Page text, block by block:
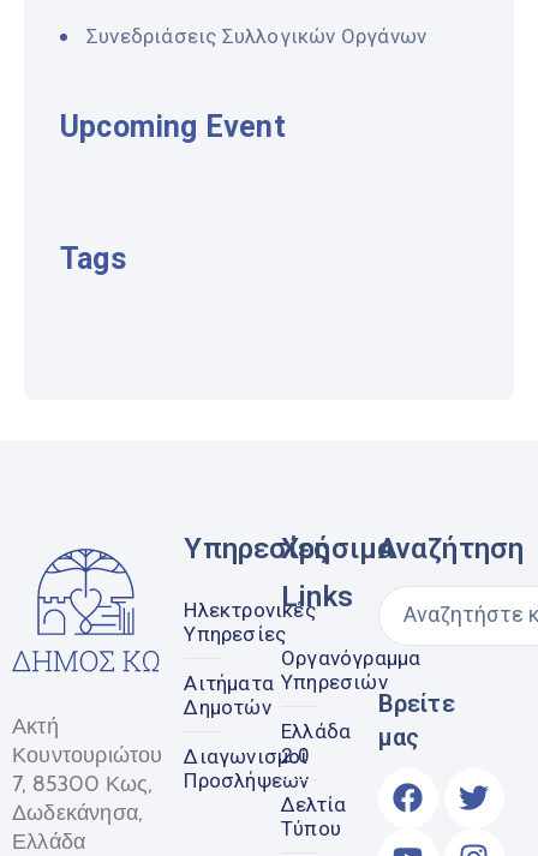
Συνεδριάσεις Συλλογικών Οργάνων
Upcoming Event
Tags
Ακτή
Κουντουριώτου
7, 85300 Κως,
Δωδεκάνησα,
Ελλάδα
Υπηρεσίες
Ηλεκτρονικές
Υπηρεσίες
Αιτήματα
Δημοτών
Διαγωνισμοί
Προσλήψεων
Χρήσιμα
Links
Οργανόγραμμα
Υπηρεσιών
Ελλάδα
2.0
Δελτία
Τύπου
Αναζήτηση
Βρείτε
μας